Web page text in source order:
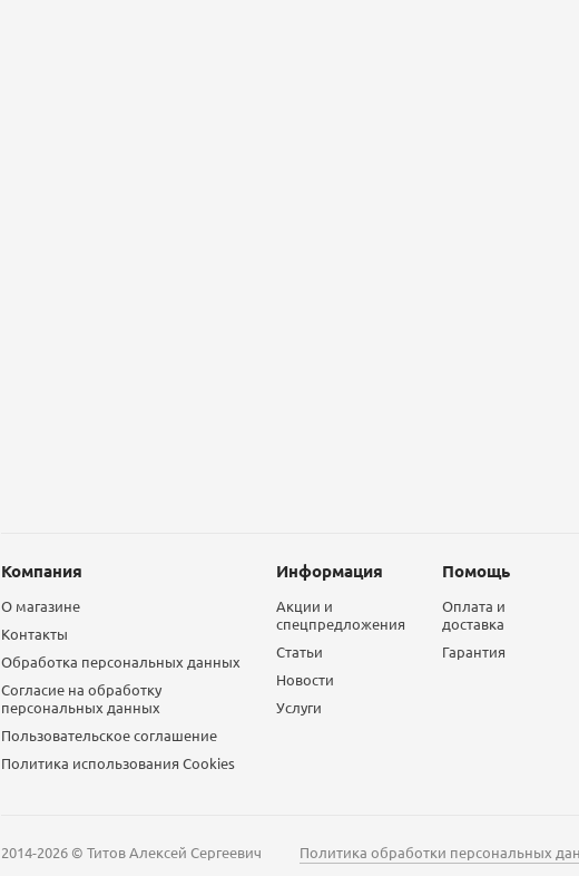
Компания
О магазине
Контакты
Обработка персональных данных
Согласие на обработку
персональных данных
Пользовательское соглашение
Политика использования Сookies
Информация
Акции и
спецпредложения
Статьи
Новости
Услуги
Помощь
Оплата и
доставка
Гарантия
2014-2026 © Титов Алексей Сергеевич Политика обработки персональных